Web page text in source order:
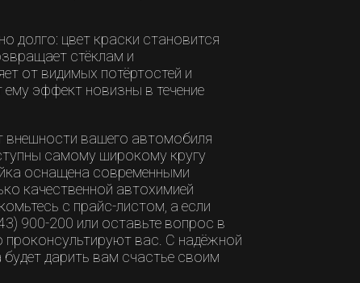
долго: цвет краски становится
стёклам и
от видимых потёртостей и
эффект новизны в течение
внешности вашего автомобиля
самому широкому кругу
оснащена современными
качественной автохимией
с прайс-листом, а если
900-200 или оставьте вопрос в
проконсультируют вас. С надёжной
дарить вам счастье своим